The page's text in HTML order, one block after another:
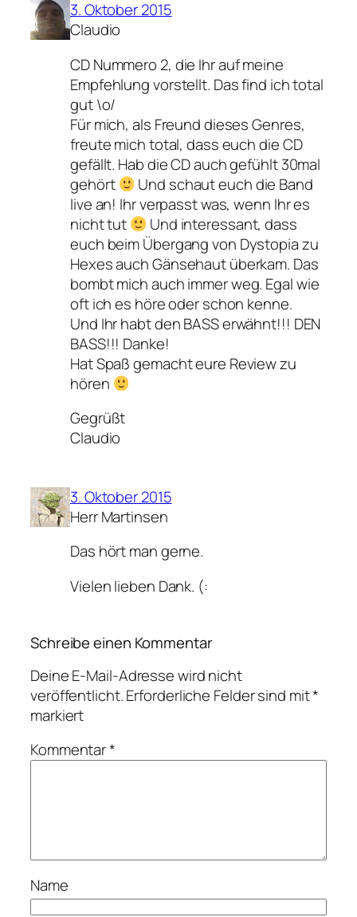
3. Oktober 2015
Claudio
CD Nummero 2, die Ihr auf meine
Empfehlung vorstellt. Das find ich total
gut \o/
Für mich, als Freund dieses Genres,
freute mich total, dass euch die CD
gefällt. Hab die CD auch gefühlt 30mal
gehört
Und schaut euch die Band
live an! Ihr verpasst was, wenn Ihr es
nicht tut
Und interessant, dass
euch beim Übergang von Dystopia zu
Hexes auch Gänsehaut überkam. Das
bombt mich auch immer weg. Egal wie
oft ich es höre oder schon kenne.
Und Ihr habt den BASS erwähnt!!! DEN
BASS!!! Danke!
Hat Spaß gemacht eure Review zu
hören
Gegrüßt
Claudio
3. Oktober 2015
Herr Martinsen
Das hört man gerne.
Vielen lieben Dank. (:
Schreibe einen Kommentar
Deine E-Mail-Adresse wird nicht
veröffentlicht.Erforderliche Felder sind mit*
markiert
Kommentar*
Name